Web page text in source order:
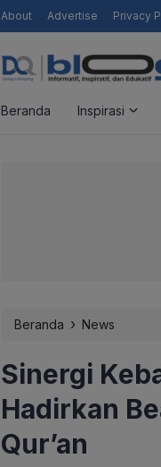
About Advertise Privacy
Beranda Inspirasi
Beranda › News
Sinergi
Hadirkan
Qur’an